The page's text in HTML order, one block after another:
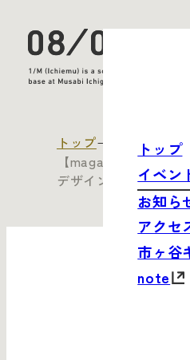
トップ
イベン
お知ら
アクセ
市ヶ谷
note
トップ
すべてのイベ
【magazine】MAU
デザインを往来する